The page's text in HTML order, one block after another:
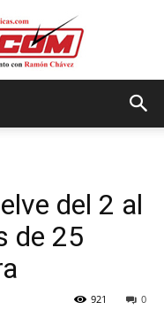
del 2 al
de 25
0
921